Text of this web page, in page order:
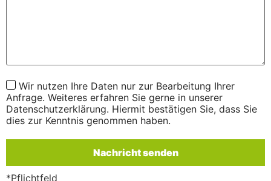
Wir nutzen Ihre Daten nur zur Bearbeitung Ihrer
Anfrage. Weiteres erfahren Sie gerne in unserer
Datenschutzerklärung. Hiermit bestätigen Sie, dass Sie
dies zur Kenntnis genommen haben.
*Pflichtfeld